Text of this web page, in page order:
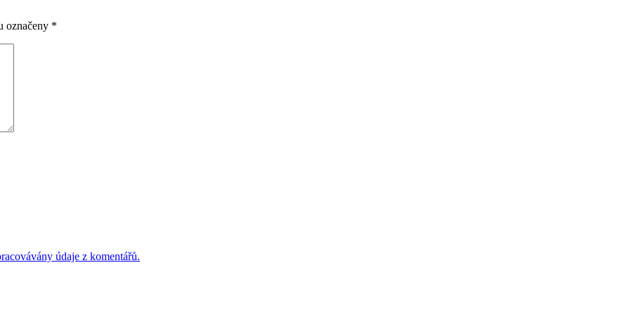
označeny *
údaje z komentářů.